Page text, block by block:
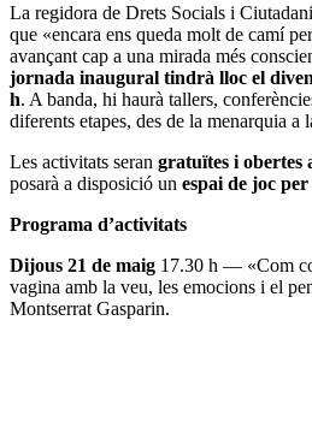
La regidora de Drets Socials i
que «encara ens queda molt de camí
avançant cap a una mirada més
jornada inaugural tindrà lloc el
h. A banda, hi haurà tallers,
diferents etapes, des de la menarquia a
Les activitats seran gratuïtes i obertes
posarà a disposició un espai de joc
Programa d’activitats
Dijous 21 de maig 17.30 h — «Com
vagina amb la veu, les emocions i el
Montserrat Gasparin.